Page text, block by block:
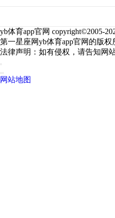
yb体育app官网 copyright©2005-
第一星座网yb体育app官网的版权
法律声明：如有侵权，请告知网
网站地图